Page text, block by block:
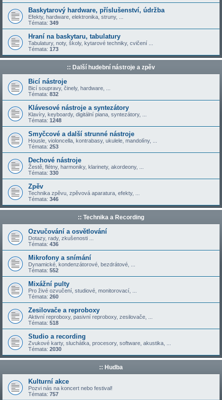
Baskytarový hardware, příslušenství, údržba
Efekty, hardware, elektronika, struny, ...
Témata: 349
Hraní na baskytaru, tabulatury
Tabulatury, noty, školy, kytarové techniky, cvičení ...
Témata: 173
:: Další hudební nástroje a zpěv
Bicí nástroje
Bicí soupravy, činely, hardware, ...
Témata: 832
Klávesové nástroje a syntezátory
Klavíry, keyboardy, digitální piana, syntezátory, ...
Témata: 1248
Smyčcové a další strunné nástroje
Housle, violoncella, kontrabasy, ukulele, mandolíny, ...
Témata: 253
Dechové nástroje
Žestě, flétny, harmoniky, klarinety, akordeony, ...
Témata: 330
Zpěv
Technika zpěvu, zpěvová aparatura, efekty, ...
Témata: 346
:: Technika a Recording
Ozvučování a osvětlování
Dotazy, rady, zkušenosti ...
Témata: 436
Mikrofony a snímání
Dynamické, kondenzátorové, bezdrátové, ...
Témata: 552
Mixážní pulty
Pro živé ozvučení, studiové, monitorovací, ...
Témata: 260
Zesilovače a reproboxy
Aktivní reproboxy, pasivní reproboxy, zesilovače, ...
Témata: 518
Studio a recording
Zvukové karty, sluchátka, procesory, software, akustika, ...
Témata: 2030
:: Hudba
Kulturní akce
Pozvi nás na koncert nebo festival!
Témata: 757